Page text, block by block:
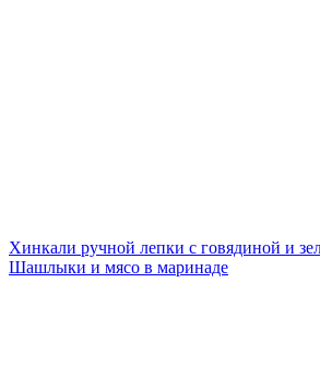
Хинкали ручной лепки с говядиной и
Шашлыки и мясо в маринаде